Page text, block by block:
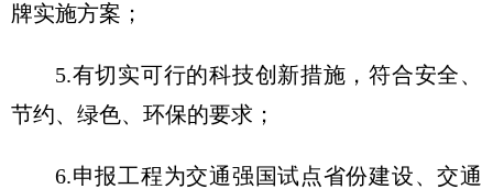
牌实施方案；
5.有切实可行的科技创新措施，符合安全、
节约、绿色、环保的要求；
6.申报工程为交通强国试点省份建设、交通